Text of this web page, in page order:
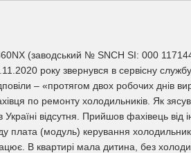
(заводський № SNCH SI: 000
року звернувся в сервісну
– «протягом двох робочих днів
по ремонту холодильників. Як
відсутня. Прийшов фахівець від
плата (модуль) керування
В квартирі мала дитина, без